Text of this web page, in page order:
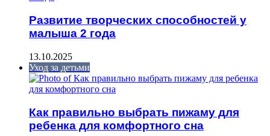
Развитие творческих способностей у
малыша 2 года
13.10.2025
Уход за детьми
Как правильно выбрать пижаму для
ребенка для комфортного сна